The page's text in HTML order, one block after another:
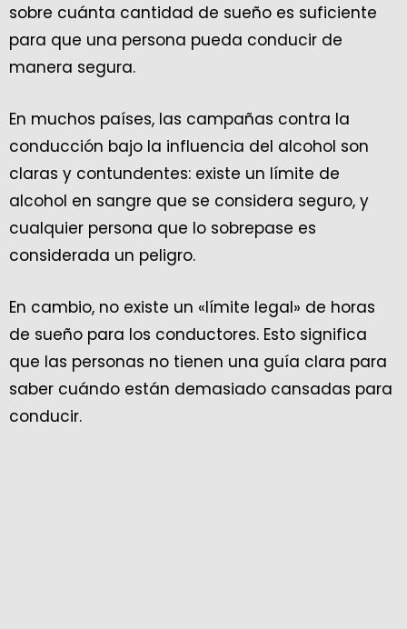
sobre cuánta cantidad de sueño es suficiente
para que una persona pueda conducir de
manera segura.
En muchos países, las campañas contra la
conducción bajo la influencia del alcohol son
claras y contundentes: existe un límite de
alcohol en sangre que se considera seguro, y
cualquier persona que lo sobrepase es
considerada un peligro.
En cambio, no existe un «límite legal» de horas
de sueño para los conductores. Esto significa
que las personas no tienen una guía clara para
saber cuándo están demasiado cansadas para
conducir.